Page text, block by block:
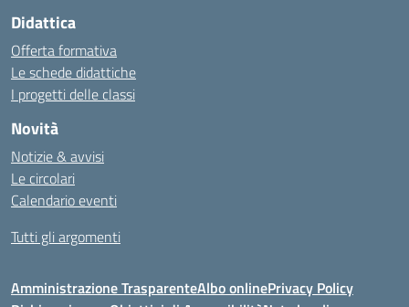
Didattica
Offerta formativa
Le schede didattiche
I progetti delle classi
Novità
Notizie & avvisi
Le circolari
Calendario eventi
Tutti gli argomenti
Amministrazione TrasparenteAlbo onlinePrivacy Policy